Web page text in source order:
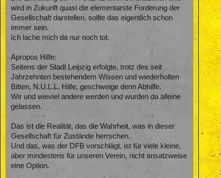
wird in Zukunft quasi die elementarste Forderung der
Gesellschaft darstellen, sollte das eigentlich schon
immer sein.
Ich lache mich da nur noch tot.
Apropos Hilfe:
Seitens der Stadt Leipzig erfolgte, trotz des seit
Jahrzehnten bestehendem Wissen und wiederholten
Bitten, N.U.L.L. Hilfe, geschweige denn Abhilfe.
Wir und wieviel andere werden und wurden da alleine
gelassen.
Das ist die Realität, das die Wahrheit, was in dieser
Gesellschaft für Zustände herrschen.
Und das, was der DFB vorschlägt, ist für viele kleine,
aber mindestens für unseren Verein, nicht ansatzweise
eine Option.